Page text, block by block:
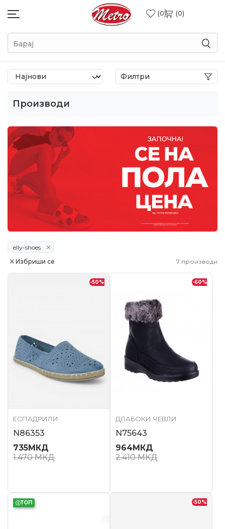
0 0
Барај
Производи
Филтри
elly-shoes
7 производи
Избриши се
-50%
ЕСПАДРИЛИ
N86353
735МКД
1.470МКД
-60%
ДЛАБОКИ ЧЕВЛИ
N75643
964МКД
2.410МКД
ТОП -50%